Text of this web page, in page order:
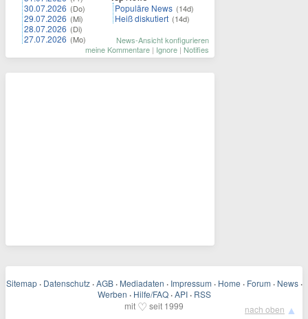
30.07.2026 (Do)
29.07.2026 (Mi)
28.07.2026 (Di)
27.07.2026 (Mo)
Populäre News (14d)
Heiß diskutiert (14d)
News-Ansicht konfigurieren
meine Kommentare | Ignore | Notifies
Sitemap · Datenschutz · AGB · Mediadaten · Impressum · Home · Forum · News ·
Werben · Hilfe/FAQ · API · RSS
mit ♡ seit 1999 nach oben ▲